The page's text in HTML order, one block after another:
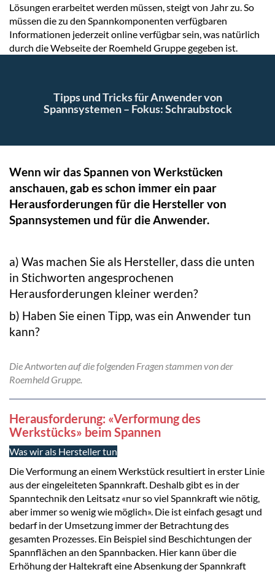
Lösungen erarbeitet werden müssen, steigt von Jahr zu. So
müssen die zu den Spannkomponenten verfügbaren
Informationen jederzeit online verfügbar sein, was natürlich
durch die Webseite der Roemheld Gruppe gegeben ist.
Tipps und Tricks für Anwender von
Spannsystemen – Fokus: Schraubstock
Wenn wir das Spannen von Werkstücken
anschauen, gab es schon immer ein paar
Herausforderungen für die Hersteller von
Spannsystemen und für die Anwender.
a) Was machen Sie als Hersteller, dass die unten
in Stichworten angesprochenen
Herausforderungen kleiner werden?
b) Haben Sie einen Tipp, was ein Anwender tun
kann?
Die Antworten auf die folgenden Fragen stammen von der
Roemheld Gruppe.
Herausforderung: «Verformung des
Werkstücks» beim Spannen
Was wir als Hersteller tun
Die Verformung an einem Werkstück resultiert in erster Linie
aus der eingeleiteten Spannkraft. Deshalb gibt es in der
Spanntechnik den Leitsatz «nur so viel Spannkraft wie nötig,
aber immer so wenig wie möglich». Die ist einfach gesagt und
bedarf in der Umsetzung immer der Betrachtung des
gesamten Prozesses. Ein Beispiel sind Beschichtungen der
Spannflächen an den Spannbacken. Hier kann über die
Erhöhung der Haltekraft eine Absenkung der Spannkraft